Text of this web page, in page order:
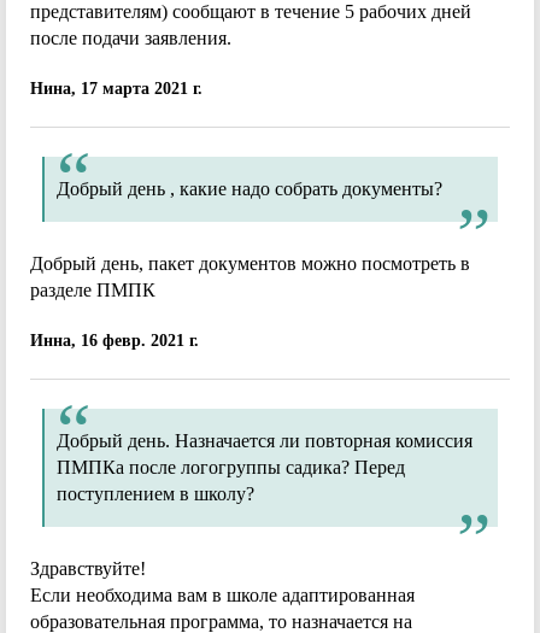
представителям) сообщают в течение 5 рабочих дней
после подачи заявления.
Нина, 17 марта 2021 г.
Добрый день , какие надо собрать документы?
Добрый день, пакет документов можно посмотреть в
разделе ПМПК
Инна, 16 февр. 2021 г.
Добрый день. Назначается ли повторная комиссия
ПМПКа после логогруппы садика? Перед
поступлением в школу?
Здравствуйте!
Если необходима вам в школе адаптированная
образовательная программа, то назначается на